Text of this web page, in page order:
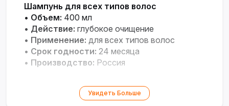
Шампунь для всех типов волос
• Объем: 400 мл
• Действие: глубокое очищение
• Применение: для всех типов волос
• Срок годности: 24 месяца
• Производство: Россия
Увидеть Больше